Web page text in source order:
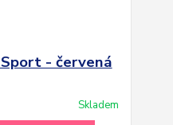
- červená
Skladem